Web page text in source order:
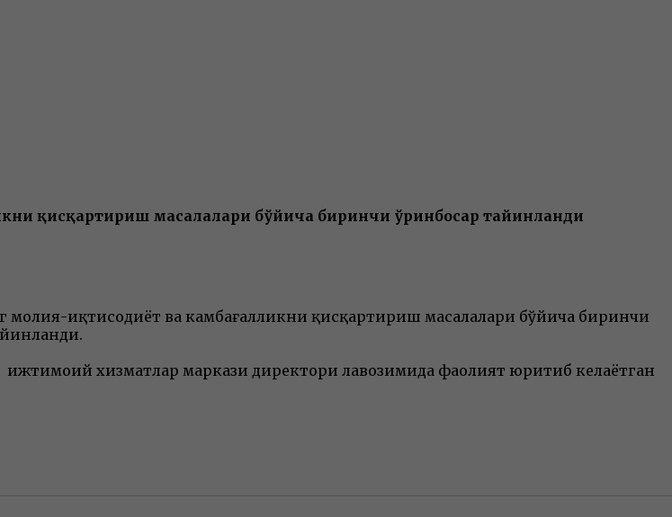
қисқартириш масалалари бўйича биринчи ўринбосар тайинланди
иқтисодиёт ва камбағалликни қисқартириш масалалари бўйича биринчи
хизматлар маркази директори лавозимида фаолият юритиб келаётган